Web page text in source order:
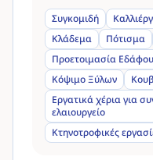
Συγκομιδή
Κλάδεμα
Πότισμα
Προετοιμασία
Κόψιμο Ξύλων
Εργατικά χέρια για
ελαιουργείο
Κτηνοτροφικές